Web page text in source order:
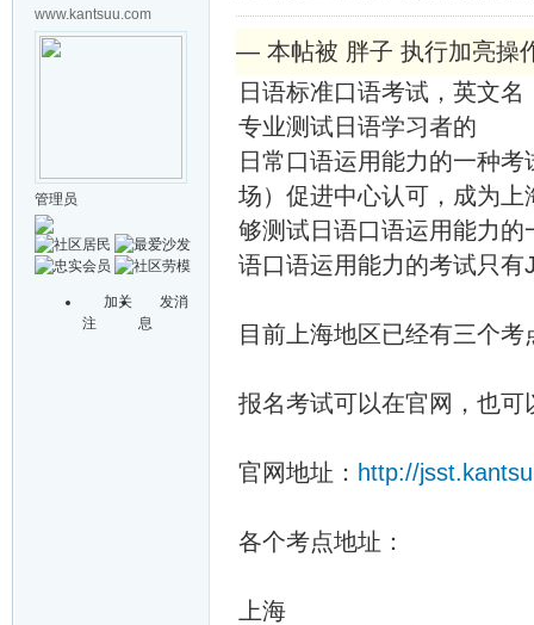
www.kantsuu.com
管理员
加关
注
发消
息
— 本帖被 胖子 执行加亮操
日语标准口语考试，英文
专业测试日语学习者的
日常口语运用能力的一种
场）促进中心认可，成为
够测试日语口语运用能力
语口语运用能力的考试只有
目前上海地区已经有三个
报名考试可以在官网，也可
官网地址： http://
各个考点地址：
上海